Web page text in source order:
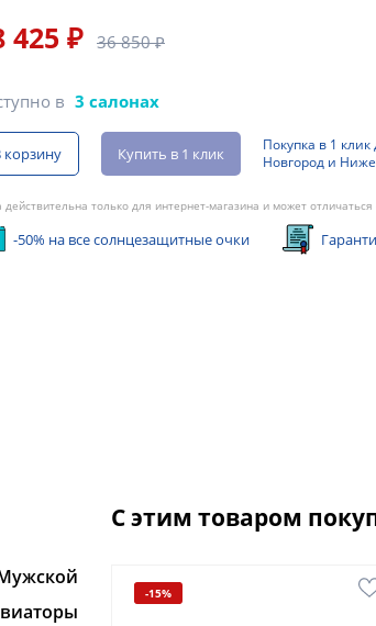
425 ₽ 36 850 ₽
в 3 салонах
корзину Купить в 1 клик
Покупка в 1
Новгород и
действительна только для интернет-магазина и может
-50% на все солнцезащитные очки
С этим товаром
-15%